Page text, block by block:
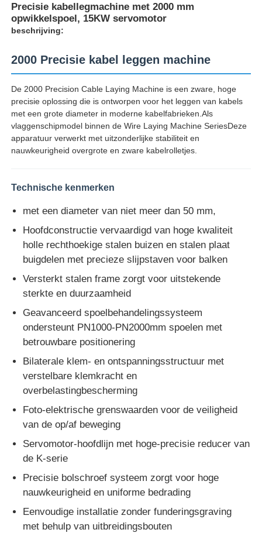
Producten
Over ons
Fabrieksreis
Contacteer ons
nieuws
Alle Gevallen
Vraag een offerte aan
Precisie kabellegmachine met 2000 mm
opwikkelspoel, 15KW servomotor
beschrijving:
2000 Precisie kabel leggen machine
De 2000 Precision Cable Laying Machine is een zware, hoge
precisie oplossing die is ontworpen voor het leggen van kabels
met een grote diameter in moderne kabelfabrieken.Als
vlaggenschipmodel binnen de Wire Laying Machine SeriesDeze
apparatuur verwerkt met uitzonderlijke stabiliteit en
nauwkeurigheid overgrote en zware kabelrolletjes.
Technische kenmerken
met een diameter van niet meer dan 50 mm,
Hoofdconstructie vervaardigd van hoge kwaliteit
holle rechthoekige stalen buizen en stalen plaat
buigdelen met precieze slijpstaven voor balken
Versterkt stalen frame zorgt voor uitstekende
sterkte en duurzaamheid
Geavanceerd spoelbehandelingssysteem
ondersteunt PN1000-PN2000mm spoelen met
betrouwbare positionering
Bilaterale klem- en ontspanningsstructuur met
verstelbare klemkracht en
overbelastingbescherming
Foto-elektrische grenswaarden voor de veiligheid
van de op/af beweging
Servomotor-hoofdlijn met hoge-precisie reducer van
de K-serie
Precisie bolschroef systeem zorgt voor hoge
nauwkeurigheid en uniforme bedrading
Eenvoudige installatie zonder funderingsgraving
met behulp van uitbreidingsbouten